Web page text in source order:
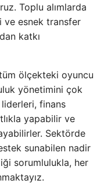
Toplu alımlarda
ve esnek transfer
katkı
ölçekteki oyuncu
yönetimini çok
finans
yapabilir ve
Sektörde
sunabilen nadir
sorumlulukla, her